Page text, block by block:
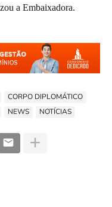
a Embaixadora.
CORPO DIPLOMÁTICO
NEWS NOTÍCIAS